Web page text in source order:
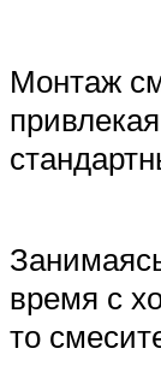
Монтаж
время с
то